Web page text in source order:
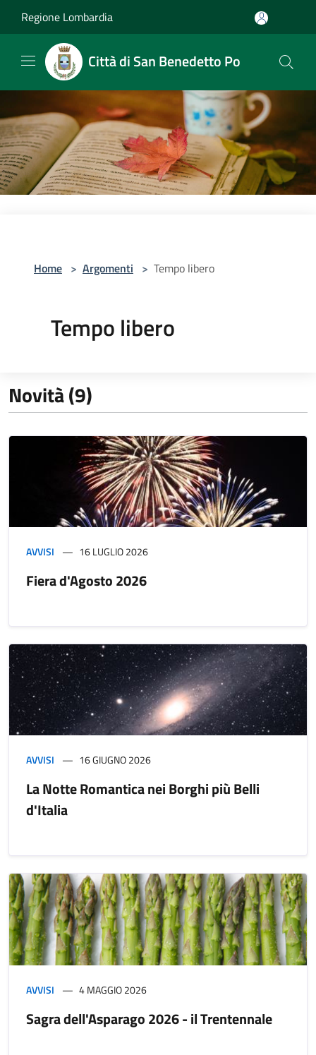
Regione Lombardia
Città di San Benedetto Po
Home > Argomenti > Tempo libero
Tempo libero
Novità (9)
AVVISI 16 LUGLIO 2026
Fiera d'Agosto 2026
AVVISI 16 GIUGNO 2026
La Notte Romantica nei Borghi più Belli
d'Italia
AVVISI 4 MAGGIO 2026
Sagra dell'Asparago 2026 - il Trentennale